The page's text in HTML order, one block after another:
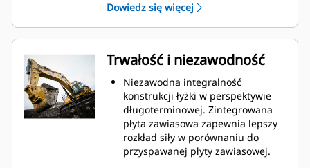
materiału na łyżkę. Zwiększony
prześwit lemiesza zapewnia
zmniejszony opór dolnej części
łyżki, co obniża koszty związane z
konserwacją.
Zużycie paliwa jest najwyższe
podczas kopania. Łyżki Cat
gwarantują szybkie cięcie
materiału w celu zwiększenia
ogólnej wydajności pracy maszyny.
Możesz załadować większą ilość
Dowiedz się więcej
Trwałość i niezawodność
Niezawodna integralność
konstrukcji łyżki w perspektywie
długoterminowej. Zintegrowana
płyta zawiasowa zapewnia lepszy
rozkład siły w porównaniu do
przyspawanej płyty zawiasowej.